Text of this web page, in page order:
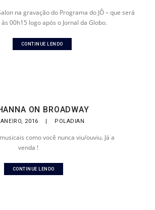
na gravação do Programa do JÔ – que será
00h15 logo após o Jornal da Globo.
CONTINUE LENDO
ON BROADWAY
2016 | POLADIAN
como você nunca viu/ouviu. Já a
venda !
CONTINUE LENDO